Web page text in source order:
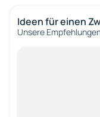
Ideen für einen
Unsere